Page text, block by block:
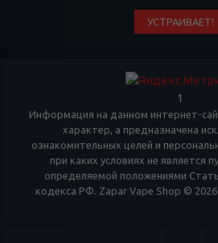
УСТРАИВАЕТ!
1
Информация на данном интернет-
характер, а предназначена
ознакомительных целей и
при каких условиях не является
определяемой положениями
кодекса РФ. Zapar Vape Shop ©